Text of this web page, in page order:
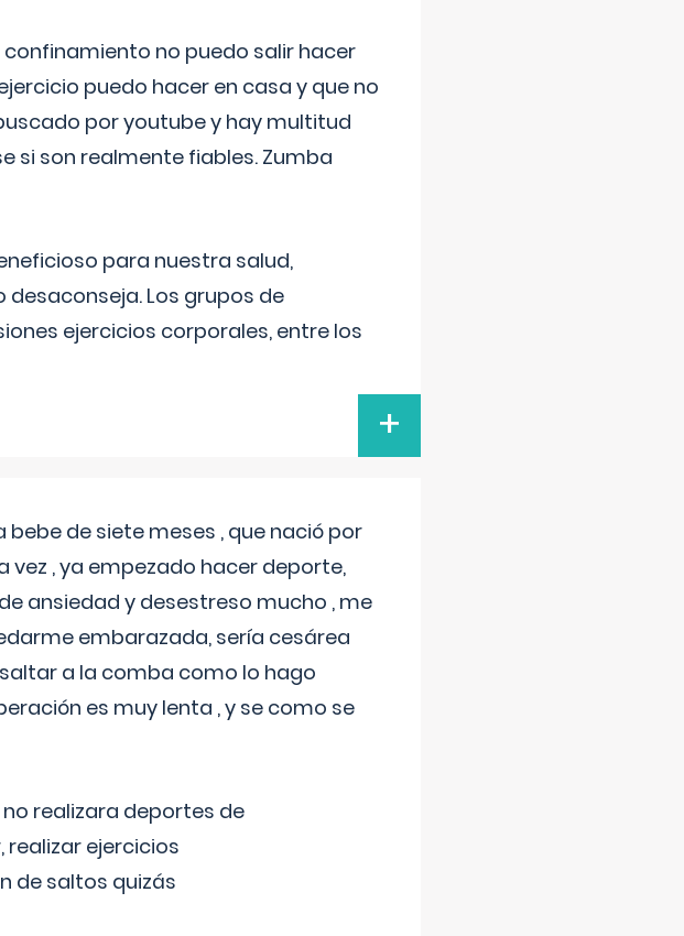
confinamiento no puedo salir hacer
puedo hacer en casa y que no
por youtube y hay multitud
si son realmente fiables. Zumba
para nuestra salud,
Los grupos de
ejercicios corporales, entre los
+
de siete meses , que nació por
, ya empezado hacer deporte,
ansiedad y desestreso mucho , me
embarazada, sería cesárea
a la comba como lo hago
es muy lenta , y se como se
realizara deportes de
ejercicios
de saltos quizás